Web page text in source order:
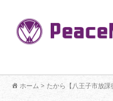
【公式】PeaceMaking
を意図したコミュニケーシ
ホーム > たから【八王子市放課